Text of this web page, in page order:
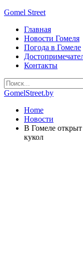
Gomel Street
Главная
Новости Гомеля
Погода в Гомеле
Контакты
GomelStreet.by
Home
Новости
В Гомеле открыт
кукол